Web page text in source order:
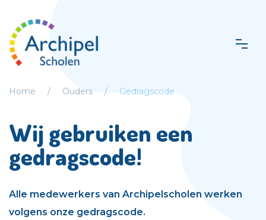
Home Ouders Gedragscode
Wij gebruiken een
gedragscode!
Alle medewerkers van Archipelscholen werken
volgens onze gedragscode.